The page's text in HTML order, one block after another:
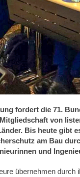
fordert die 71.
von
Bis heute gibt
am Bau
und
übernehmen